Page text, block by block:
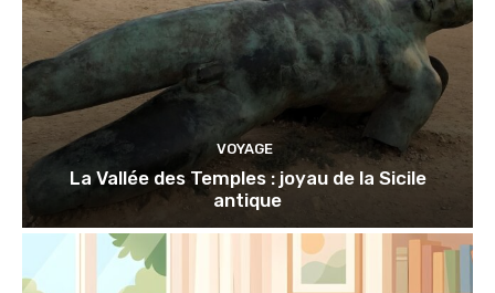
VOYAGE
La Vallée des Temples : joyau de la Sicile
antique